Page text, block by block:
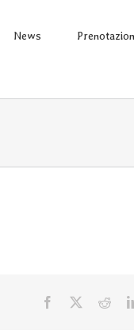
News
Facebook